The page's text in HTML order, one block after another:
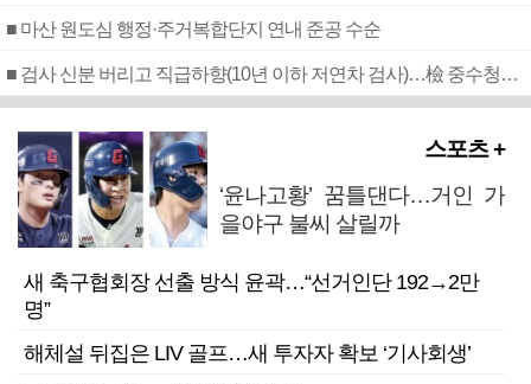
■ 마산 원도심 행정·주거복합단지 연내 준공 수순
■ 검사 신분 버리고 직급하향(10년 이하 저연차 검사)…檢 중수청행 기피
스포츠 +
‘윤나고황’ 꿈틀댄다…거인 가
을야구 불씨 살릴까
새 축구협회장 선출 방식 윤곽…“선거인단 192→2만
명”
해체설 뒤집은 LIV 골프…새 투자자 확보 ‘기사회생’